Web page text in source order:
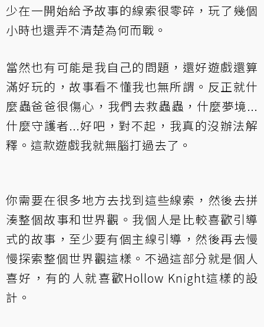
少在一開始給予故事的線索很零碎，玩了幾個
小時也還弄不清楚為何而戰。
當然也有可能是我自己的問題，還好遊戲還算
滿好玩的，故事看不懂我也無所謂。反正就什
麼蟲爸爸很傷心，我們去救蟲蟲，什麼夢境...
什麼守護者...好吧，對不起，我真的沒辦法解
釋。這款遊戲我就無腦打過去了。
你需要在很多地方去找到這些線索，然後去拼
湊整個故事和世界觀。我個人是比較喜歡引導
式的故事，至少要有個主線引導，然後再去慢
慢探索整個世界觀這樣。不過這部分就是個人
喜好，有的人就喜歡Hollow Knight這樣的設
計。